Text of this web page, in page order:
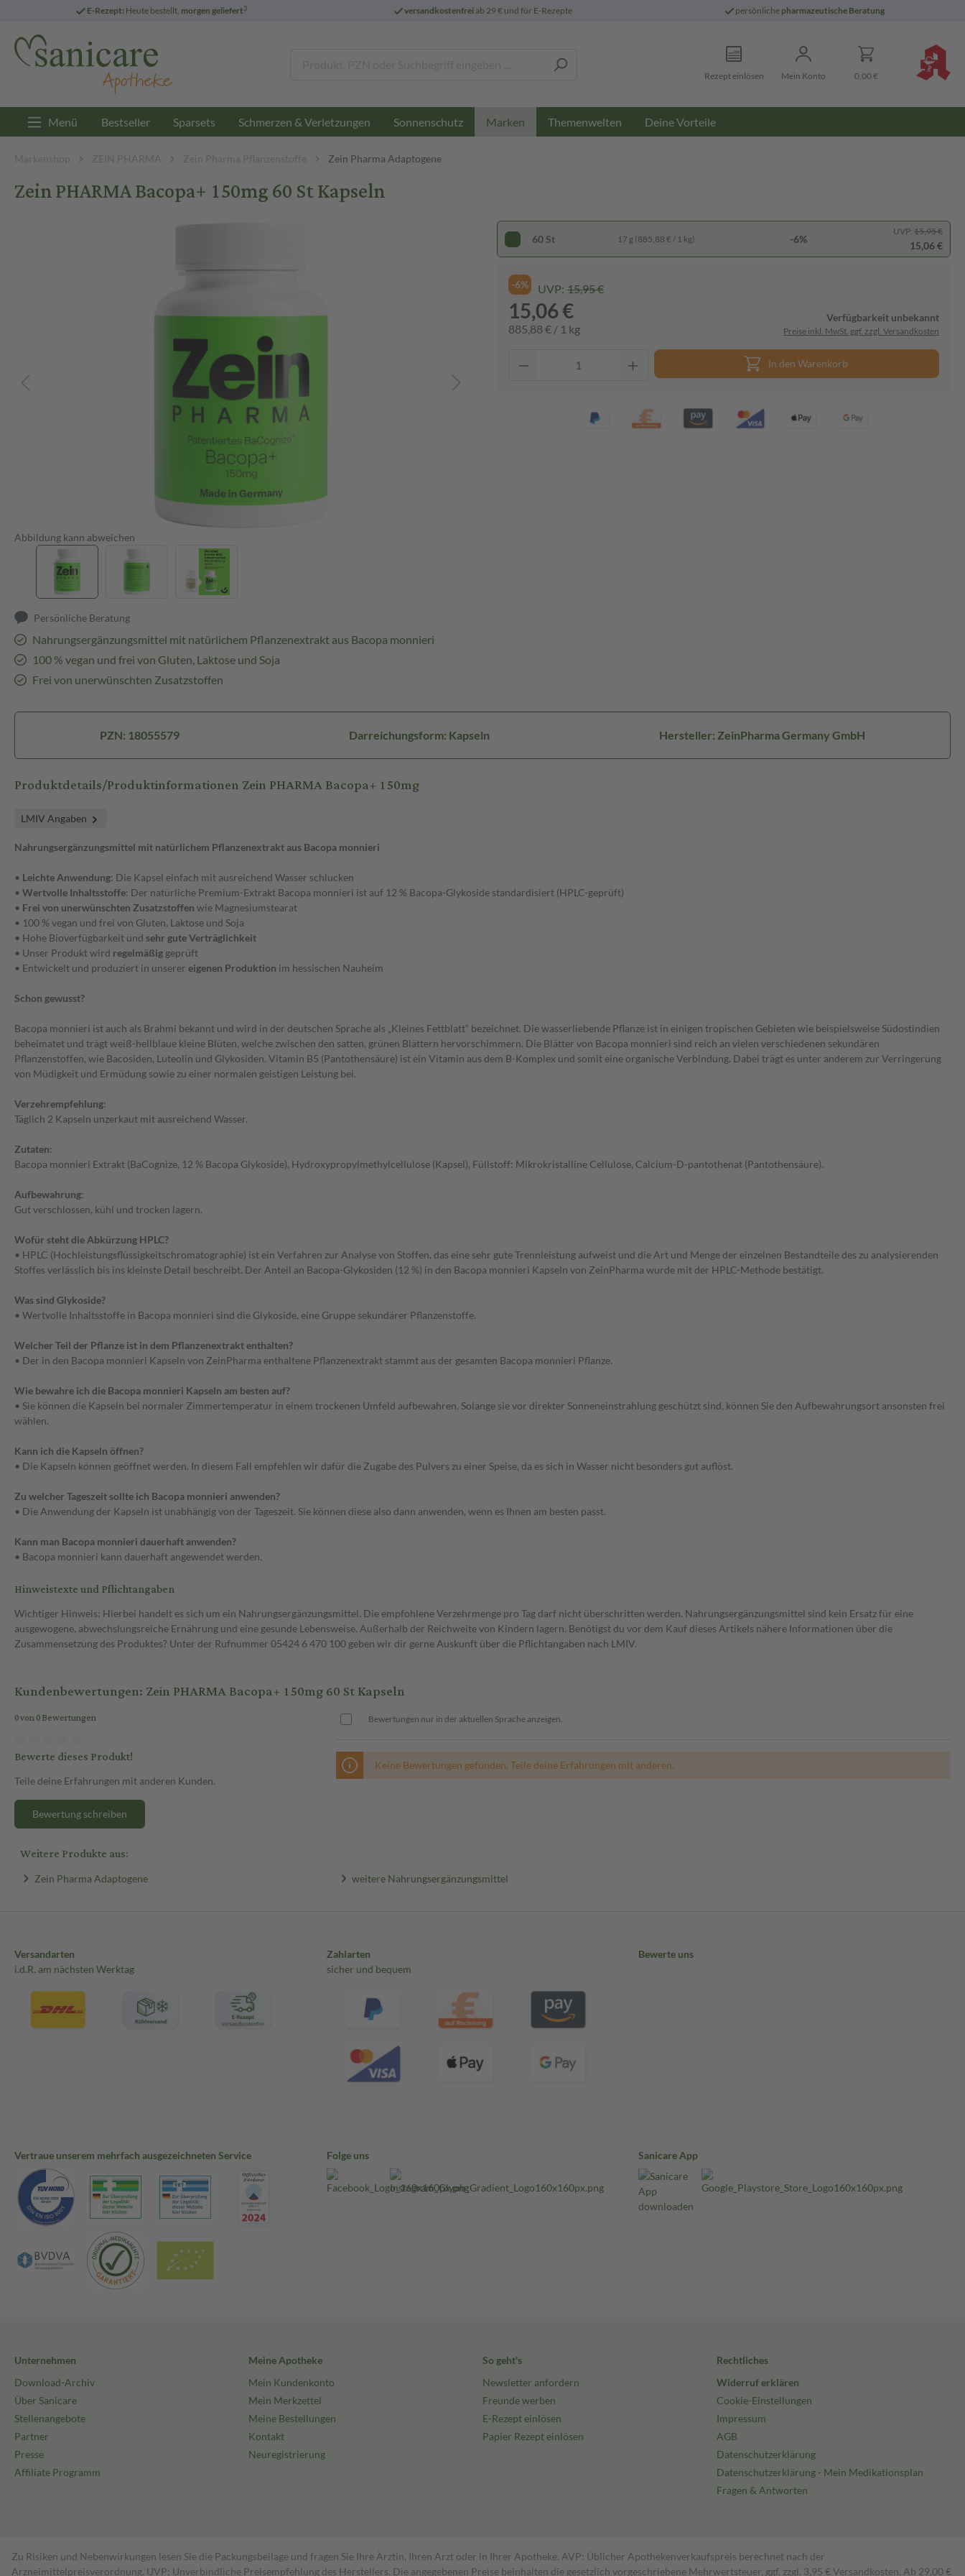
E-Rezept: Heute bestellt, morgen geliefert3 versandkostenfreiab 29 € und für E-Rezepte persönliche pharmazeutische Beratung
Rezept einlösen Mein Konto 0,00 €
Menü Bestseller Sparsets Schmerzen & Verletzungen Sonnenschutz Marken Themenwelten Deine Vorteile
Markenshop ZEIN PHARMA Zein Pharma Pflanzenstoffe Zein Pharma Adaptogene
Zein PHARMA Bacopa+ 150mg 60 St Kapseln
Abbildung kann abweichen
Persönliche Beratung
Nahrungsergänzungsmittel mit natürlichem Pflanzenextrakt aus Bacopa monnieri
100 % vegan und frei von Gluten, Laktose und Soja
Frei von unerwünschten Zusatzstoffen
60 St 17 g (885,88 € / 1 kg) -6%
UVP: 15,95 €
15,06 €
-6% UVP: 15,95 €
15,06 €
885,88 € / 1 kg
Verfügbarkeit unbekannt
Preise inkl. MwSt. ggf. zzgl. Versandkosten
In den Warenkorb
PZN: 18055579 Darreichungsform: Kapseln Hersteller: ZeinPharma Germany GmbH
Produktdetails/Produktinformationen Zein PHARMA Bacopa+ 150mg
LMIV Angaben
Nahrungsergänzungsmittel mit natürlichem Pflanzenextrakt aus Bacopa monnieri
• Leichte Anwendung: Die Kapsel einfach mit ausreichend Wasser schlucken
• Wertvolle Inhaltsstoffe: Der natürliche Premium-Extrakt Bacopa monnieri ist auf 12 % Bacopa-Glykoside standardisiert (HPLC-geprüft)
• Frei von unerwünschten Zusatzstoffen wie Magnesiumstearat
• 100 % vegan und frei von Gluten, Laktose und Soja
• Hohe Bioverfügbarkeit und sehr gute Verträglichkeit
• Unser Produkt wird regelmäßig geprüft
• Entwickelt und produziert in unserer eigenen Produktion im hessischen Nauheim
Schon gewusst?
Bacopa monnieri ist auch als Brahmi bekannt und wird in der deutschen Sprache als „Kleines Fettblatt“ bezeichnet. Die wasserliebende Pflanze ist in einigen tropischen Gebieten wie beispielsweise Südostindien
beheimatet und trägt weiß-hellblaue kleine Blüten, welche zwischen den satten, grünen Blättern hervorschimmern. Die Blätter von Bacopa monnieri sind reich an vielen verschiedenen sekundären
Pflanzenstoffen, wie Bacosiden, Luteolin und Glykosiden. Vitamin B5 (Pantothensäure) ist ein Vitamin aus dem B-Komplex und somit eine organische Verbindung. Dabei trägt es unter anderem zur Verringerung
von Müdigkeit und Ermüdung sowie zu einer normalen geistigen Leistung bei.
Verzehrempfehlung:
Täglich 2 Kapseln unzerkaut mit ausreichend Wasser.
Zutaten:
Bacopa monnieri Extrakt (BaCognize, 12 % Bacopa Glykoside), Hydroxypropylmethylcellulose (Kapsel), Füllstoff: Mikrokristalline Cellulose, Calcium-D-pantothenat (Pantothensäure).
Aufbewahrung:
Gut verschlossen, kühl und trocken lagern.
Wofür steht die Abkürzung HPLC?
• HPLC (Hochleistungsflüssigkeitschromatographie) ist ein Verfahren zur Analyse von Stoffen, das eine sehr gute Trennleistung aufweist und die Art und Menge der einzelnen Bestandteile des zu analysierenden
Stoffes verlässlich bis ins kleinste Detail beschreibt. Der Anteil an Bacopa-Glykosiden (12 %) in den Bacopa monnieri Kapseln von ZeinPharma wurde mit der HPLC-Methode bestätigt.
Was sind Glykoside?
• Wertvolle Inhaltsstoffe in Bacopa monnieri sind die Glykoside, eine Gruppe sekundärer Pflanzenstoffe.
Welcher Teil der Pflanze ist in dem Pflanzenextrakt enthalten?
• Der in den Bacopa monnieri Kapseln von ZeinPharma enthaltene Pflanzenextrakt stammt aus der gesamten Bacopa monnieri Pflanze.
Wie bewahre ich die Bacopa monnieri Kapseln am besten auf?
• Sie können die Kapseln bei normaler Zimmertemperatur in einem trockenen Umfeld aufbewahren. Solange sie vor direkter Sonneneinstrahlung geschützt sind, können Sie den Aufbewahrungsort ansonsten frei
wählen.
Kann ich die Kapseln öffnen?
• Die Kapseln können geöffnet werden. In diesem Fall empfehlen wir dafür die Zugabe des Pulvers zu einer Speise, da es sich in Wasser nicht besonders gut auflöst.
Zu welcher Tageszeit sollte ich Bacopa monnieri anwenden?
• Die Anwendung der Kapseln ist unabhängig von der Tageszeit. Sie können diese also dann anwenden, wenn es Ihnen am besten passt.
Kann man Bacopa monnieri dauerhaft anwenden?
• Bacopa monnieri kann dauerhaft angewendet werden.
Hinweistexte und Pflichtangaben
Wichtiger Hinweis: Hierbei handelt es sich um ein Nahrungsergänzungsmittel. Die empfohlene Verzehrmenge pro Tag darf nicht überschritten werden. Nahrungsergänzungsmittel sind kein Ersatz für eine
ausgewogene, abwechslungsreiche Ernährung und eine gesunde Lebensweise. Außerhalb der Reichweite von Kindern lagern. Benötigst du vor dem Kauf dieses Artikels nähere Informationen über die
Zusammensetzung des Produktes? Unter der Rufnummer 05424 6 470 100 geben wir dir gerne Auskunft über die Pflichtangaben nach LMIV.
Kundenbewertungen: Zein PHARMA Bacopa+ 150mg 60 St Kapseln
0 von 0 Bewertungen
Bewerte dieses Produkt!
Teile deine Erfahrungen mit anderen Kunden.
Bewertung schreiben
Bewertungen nur in der aktuellen Sprache anzeigen.
Keine Bewertungen gefunden. Teile deine Erfahrungen mit anderen.
Weitere Produkte aus:
Zein Pharma Adaptogene weitere Nahrungsergänzungsmittel
Versandarten
i.d.R. am nächsten Werktag
Zahlarten
sicher und bequem
Bewerte uns
Vertraue unserem mehrfach ausgezeichneten Service Folge uns Sanicare App
Unternehmen
Download-Archiv
Über Sanicare
Stellenangebote
Partner
Presse
Affiliate Programm
Meine Apotheke
Mein Kundenkonto
Mein Merkzettel
Meine Bestellungen
Kontakt
Neuregistrierung
So geht's
Newsletter anfordern
Freunde werben
E-Rezept einlösen
Papier Rezept einlösen
Rechtliches
Widerruf erklären
Cookie-Einstellungen
Impressum
AGB
Datenschutzerklärung
Datenschutzerklärung - Mein Medikationsplan
Fragen & Antworten
Zu Risiken und Nebenwirkungen lesen Sie die Packungsbeilage und fragen Sie Ihre Ärztin, Ihren Arzt oder in Ihrer Apotheke. AVP: Üblicher Apothekenverkaufspreis berechnet nach der
Arzneimittelpreisverordnung. UVP: Unverbindliche Preisempfehlung des Herstellers. Die angegebenen Preise beinhalten die gesetzlich vorgeschriebene Mehrwertsteuer, ggf. zzgl. 3,95 € Versandkosten. Ab 29,00 €